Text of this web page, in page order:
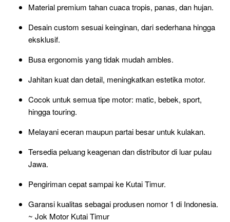
Material premium tahan cuaca tropis, panas, dan hujan.
Desain custom sesuai keinginan, dari sederhana hingga
eksklusif.
Busa ergonomis yang tidak mudah ambles.
Jahitan kuat dan detail, meningkatkan estetika motor.
Cocok untuk semua tipe motor: matic, bebek, sport,
hingga touring.
Melayani eceran maupun partai besar untuk kulakan.
Tersedia peluang keagenan dan distributor di luar pulau
Jawa.
Pengiriman cepat sampai ke Kutai Timur.
Garansi kualitas sebagai produsen nomor 1 di Indonesia.
~ Jok Motor Kutai Timur